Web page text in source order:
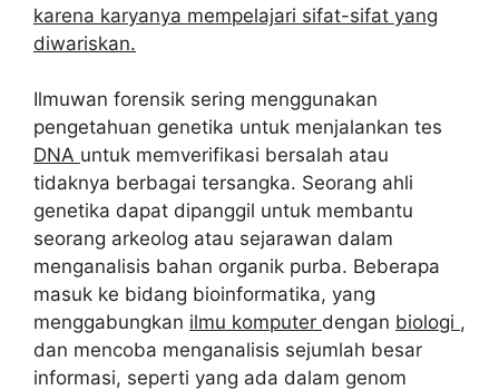
karena karyanya mempelajari sifat-sifat yang
diwariskan.
Ilmuwan forensik sering menggunakan
pengetahuan genetika untuk menjalankan tes
DNA untuk memverifikasi bersalah atau
tidaknya berbagai tersangka. Seorang ahli
genetika dapat dipanggil untuk membantu
seorang arkeolog atau sejarawan dalam
menganalisis bahan organik purba. Beberapa
masuk ke bidang bioinformatika, yang
menggabungkan ilmu komputer dengan biologi ,
dan mencoba menganalisis sejumlah besar
informasi, seperti yang ada dalam genom